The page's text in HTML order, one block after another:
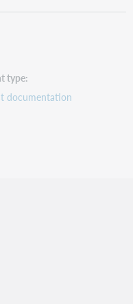
type
documentation